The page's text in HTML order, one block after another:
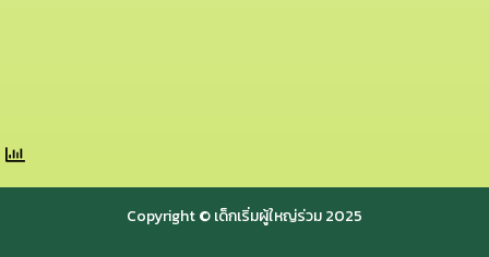
Copyright © เด็กเริ่มผู้ใหญ่ร่วม 2025